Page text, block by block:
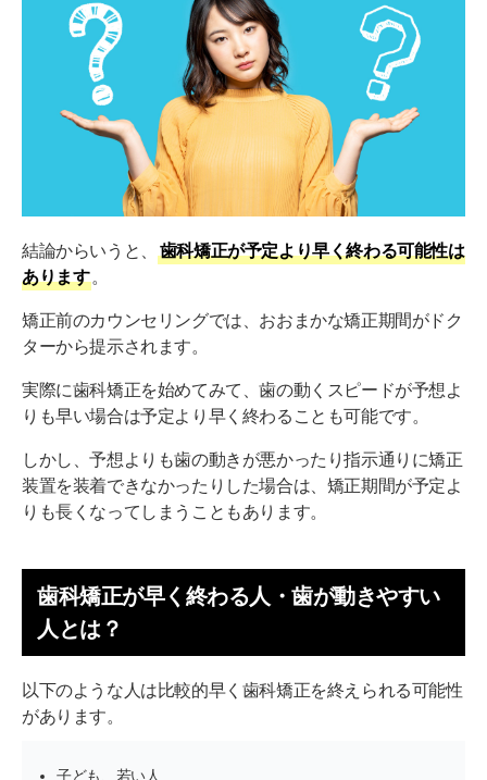
結論からいうと、
歯科矯正が予定より早く終わる可能性は
あります 。
矯正前のカウンセリングでは、おおまかな矯正期間がドク
ターから提示されます。
実際に歯科矯正を始めてみて、歯の動くスピードが予想よ
りも早い場合は予定より早く終わることも可能です。
しかし、予想よりも歯の動きが悪かったり指示通りに矯正
装置を装着できなかったりした場合は、矯正期間が予定よ
りも長くなってしまうこともあります。
歯科矯正が早く終わる人・歯が動きやすい
人とは？
以下のような人は比較的早く歯科矯正を終えられる可能性
があります。
子ども、若い人